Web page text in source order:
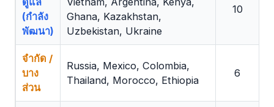
(กำลัง
พัฒนา)
Ghana, Kazakhstan,
Uzbekistan, Ukraine
10
จำกัด /
บาง
ส่วน
Russia, Mexico, Colombia,
Thailand, Morocco, Ethiopia
6